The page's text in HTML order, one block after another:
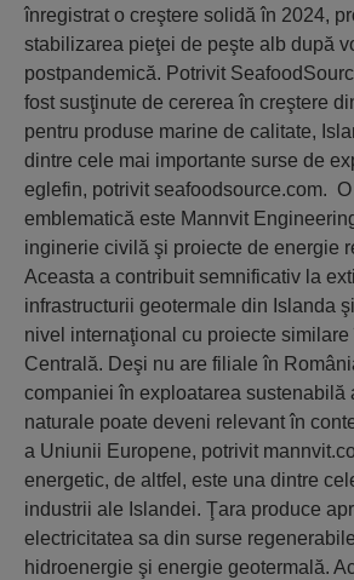
înregistrat o creştere solidă în 2024,
stabilizarea pieţei de peşte alb după
postpandemică. Potrivit
fost susţinute de cererea în creştere
pentru produse marine de calitate,
dintre cele mai importante surse de
eglefin, potrivit seafoodsource.com.
emblematică este Mannvit
inginerie civilă şi proiecte de energie
Aceasta a contribuit semnificativ la
infrastructurii geotermale din Islanda
nivel internaţional cu proiecte similare
Centrală. Deşi nu are filiale în
companiei în exploatarea sustenabilă
naturale poate deveni relevant în
a Uniunii Europene, potrivit
energetic, de altfel, este una dintre
industrii ale Islandei. Ţara produce
electricitatea sa din surse
hidroenergie şi energie geotermală.